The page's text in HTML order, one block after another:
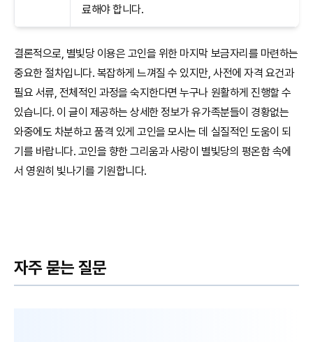
료해야 합니다.
결론적으로, 별빛당 이용은 고인을 위한 마지막 보금자리를 마련하는
중요한 절차입니다. 복잡하게 느껴질 수 있지만, 사전에 자격 요건과
필요 서류, 전체적인 과정을 숙지한다면 누구나 원활하게 진행할 수
있습니다. 이 글이 제공하는 상세한 정보가 유가족분들이 경황없는
와중에도 차분하고 품격 있게 고인을 모시는 데 실질적인 도움이 되
기를 바랍니다. 고인을 향한 그리움과 사랑이 별빛당의 평온함 속에
서 영원히 빛나기를 기원합니다.
자주 묻는 질문